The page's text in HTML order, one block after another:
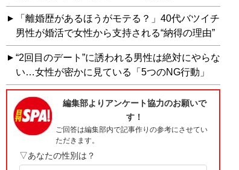
「離婚歴があるほうがモテる？」40代バツイチ
男性が婚活で女性から支持される“納得の理由”
“2回目のデート”に誘われる男性は絶対にやらな
い…女性が密かに見ている「5つのNG行動」